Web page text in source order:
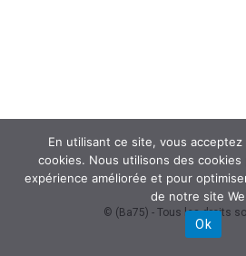
© (Ba75) - Tous les droits
En utilisant ce site, vous
cookies. Nous utilisons des
expérience améliorée et pour
de notre site
Ok